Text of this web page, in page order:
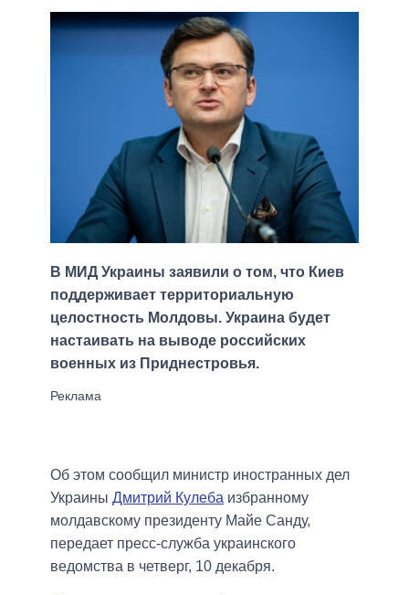
В МИД Украины заявили о том, что Киев
поддерживает территориальную
целостность Молдовы. Украина будет
настаивать на выводе российских
военных из Приднестровья.
Об этом сообщил министр иностранных дел
Украины Дмитрий Кулеба избранному
молдавскому президенту Майе Санду,
передает пресс-служба украинского
ведомства в четверг, 10 декабря.